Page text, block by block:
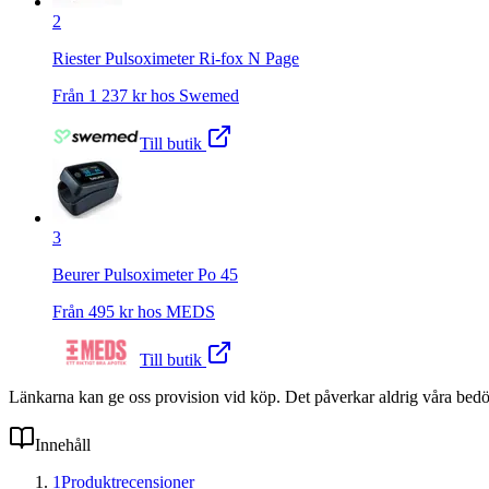
2
Riester Pulsoximeter Ri-fox N Page
Från 1 237 kr hos Swemed
Till butik
3
Beurer Pulsoximeter Po 45
Från 495 kr hos MEDS
Till butik
Länkarna kan ge oss provision vid köp. Det påverkar aldrig våra
Innehåll
1Produktrecensioner